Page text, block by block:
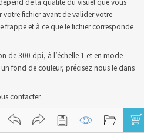
de la qualité du visuel que vous
votre fichier avant de valider votre
et à ce que le fichier corresponde
de 300 dpi, à l’échelle 1 et en mode
fond de couleur, précisez nous le dans
contacter.